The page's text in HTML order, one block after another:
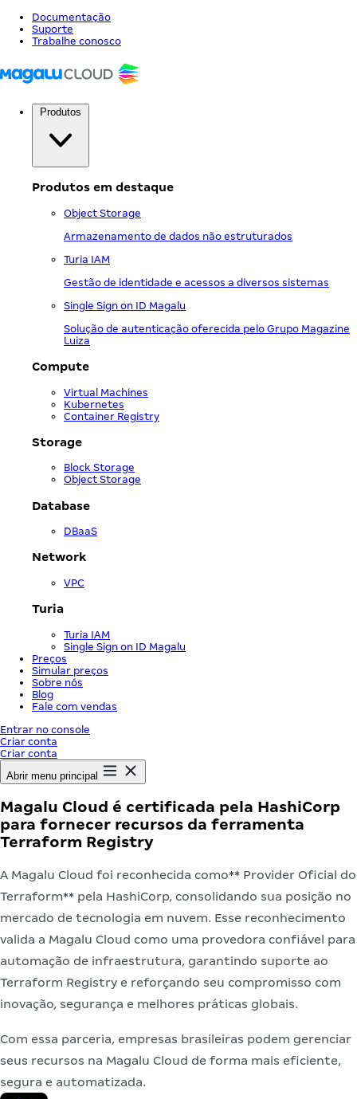
Documentação
Suporte
Trabalhe conosco
Produtos em destaque
Object Storage
Armazenamento de dados não estruturados
Turia IAM
Gestão de identidade e acessos a diversos sistemas
Single Sign on ID Magalu
Solução de autenticação oferecida pelo Grupo Magazine
Luiza
Compute
Virtual Machines
Kubernetes
Container Registry
Storage
Block Storage
Object Storage
Database
DBaaS
Network
VPC
Turia
Turia IAM
Single Sign on ID Magalu
Preços
Simular preços
Sobre nós
Blog
Fale com vendas
Entrar no console
Criar conta
Criar conta
Abrir menu principal
Magalu Cloud é certificada pela HashiCorp
para fornecer recursos da ferramenta
Terraform Registry
A Magalu Cloud foi reconhecida como** Provider Oficial do
Terraform** pela HashiCorp, consolidando sua posição no
mercado de tecnologia em nuvem. Esse reconhecimento
valida a Magalu Cloud como uma provedora confiável para
automação de infraestrutura, garantindo suporte ao
Terraform Registry e reforçando seu compromisso com
inovação, segurança e melhores práticas globais.
Com essa parceria, empresas brasileiras podem gerenciar
seus recursos na Magalu Cloud de forma mais eficiente,
segura e automatizada.